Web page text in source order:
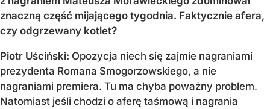
znaczną część mijającego tygodnia. Faktycznie afera,
czy odgrzewany kotlet?
Piotr Uściński: Opozycja niech się zajmie nagraniami
prezydenta Romana Smogorzowskiego, a nie
nagraniami premiera. Tu ma chyba poważny problem.
Natomiast jeśli chodzi o aferę taśmową i nagrania